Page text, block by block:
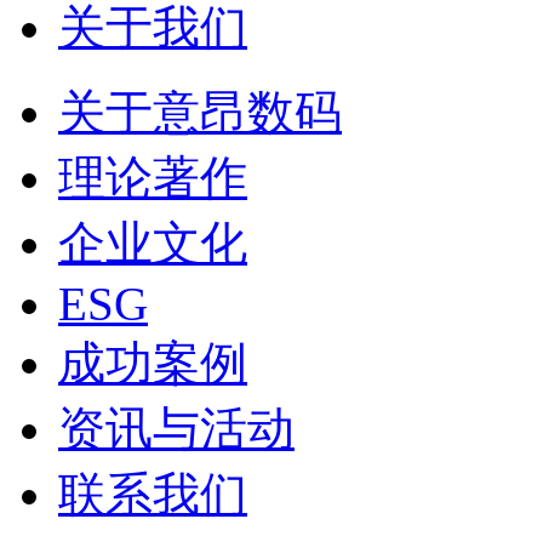
关于我们
关于意昂数码
理论著作
企业文化
ESG
成功案例
资讯与活动
联系我们